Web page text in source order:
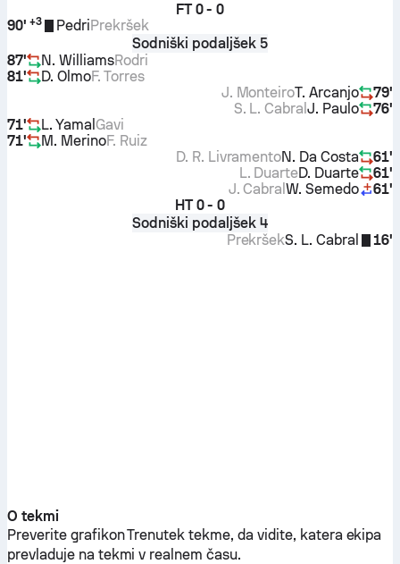
FT 0 - 0
90' +3 PedriPrekršek
Sodniški podaljšek 5
87'
N. WilliamsRodri
81'
D. OlmoF. Torres
79'
T. Arcanjo
J. Monteiro
76'
J. Paulo
S. L. Cabral
71'
L. Yamal Gavi
71'
M. MerinoF. Ruiz
61'
N. Da Costa
D. R. Livramento
61'
D. Duarte
L. Duarte
61'
W. Semedo
J. Cabral
HT 0 - 0
Sodniški podaljšek 4
16'
S. L. Cabral
Prekršek
O tekmi
Preverite grafikon Trenutek tekme, da vidite, katera ekipa
prevladuje na tekmi v realnem času.